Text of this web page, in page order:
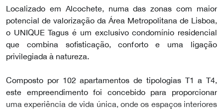
Localizado em Alcochete, numa das zonas com maior
potencial de valorização da Área Metropolitana de Lisboa,
o UNIQUE Tagus é um exclusivo condomínio residencial
que combina sofisticação, conforto e uma ligação
privilegiada à natureza.
Composto por 102 apartamentos de tipologias T1 a T4,
este empreendimento foi concebido para proporcionar
uma experiência de vida única, onde os espaços interiores